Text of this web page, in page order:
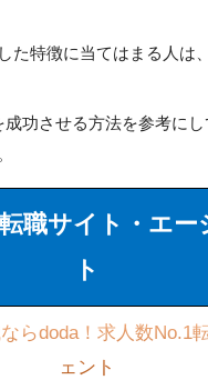
た特徴に当てはまる人は
功させる方法を参考にし
職サイト・エー
ト
らdoda！求人数No.1
ェント